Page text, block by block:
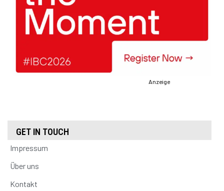
Anzeige
GET IN TOUCH
Impressum
Über uns
Kontakt